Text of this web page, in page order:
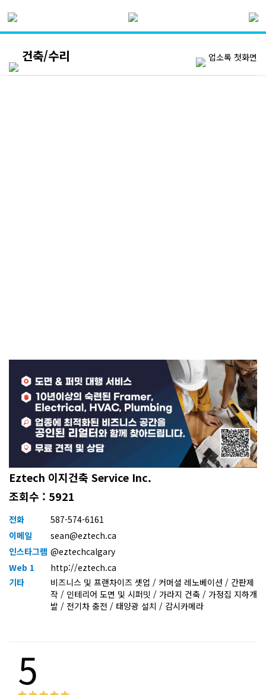
건축/수리 업소록 첫화면
Eztech 이지건축 Service Inc.
조회수 : 5921
전화
587-574-6161
이메일
sean@eztech.ca
인스타그램 @eztechcalgary
Web 1
http://eztech.ca
기타
비즈니스 및 프랜차이즈 셋업 / 커머셜 레노베이션 / 간판제
작 / 인테리어 도면 및 시퍼밋 / 가라지 건축 / 가정집 지하개
발 / 전기차 충전 / 태양광 설치 / 감시카메라
5